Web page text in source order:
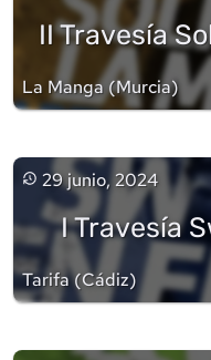
II Travesía
La Manga(Murcia)
29 junio, 2024
I Travesía
Tarifa(Cádiz)